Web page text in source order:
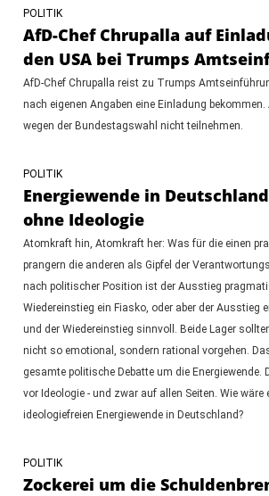
POLITIK
AfD-Chef Chrupalla auf
den USA bei Trumps
AfD-Chef Chrupalla reist zu Trumps
nach eigenen Angaben eine Einladung bekommen.
wegen der Bundestagswahl nicht teilnehmen.
POLITIK
Energiewende in
ohne Ideologie
Atomkraft hin, Atomkraft her: Was für die einen
prangern die anderen als Gipfel der
nach politischer Position ist der Ausstieg
Wiedereinstieg ein Fiasko, oder aber der Ausstieg
und der Wiedereinstieg sinnvoll. Beide Lager
nicht so emotional, sondern rational vorgehen.
gesamte politische Debatte um die Energiewende.
vor Ideologie - und zwar auf allen Seiten. Wie wäre
ideologiefreien Energiewende in Deutschland?
POLITIK
Zockerei um die